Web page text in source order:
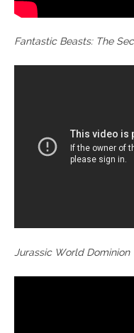
Fantastic Beasts: The
Jurassic World Dominion